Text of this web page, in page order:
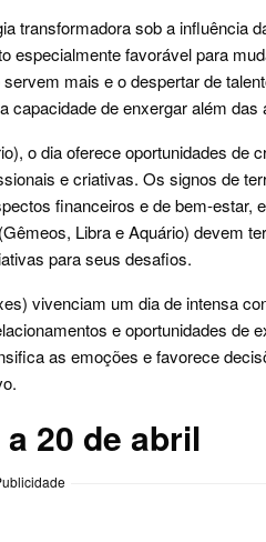
transformadora sob a influência
especialmente favorável para
mais e o despertar de
capacidade de enxergar além das
o dia oferece oportunidades de
e criativas. Os signos de
financeiros e de bem-estar,
Libra e Aquário) devem
para seus desafios.
vivenciam um dia de intensa
e oportunidades de
as emoções e favorece
20 de abril